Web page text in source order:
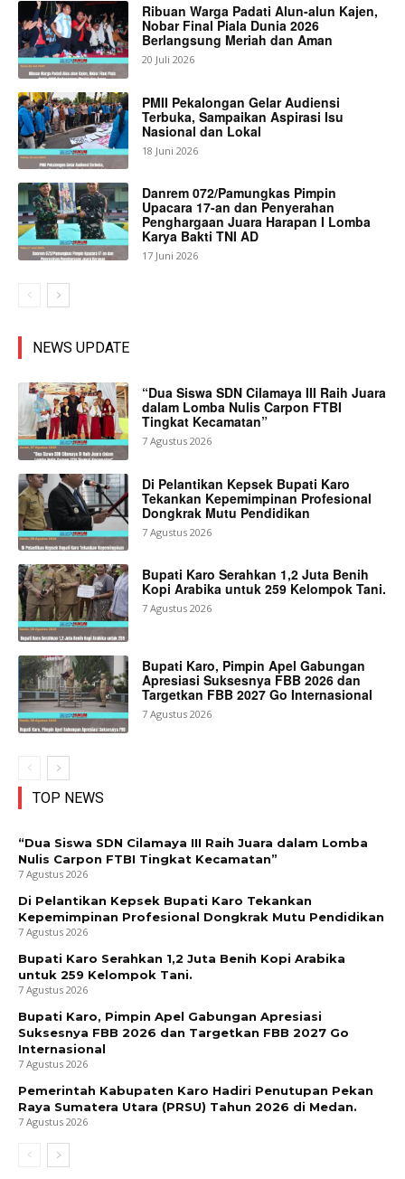
Ribuan Warga Padati Alun-alun Kajen,
Nobar Final Piala Dunia 2026
Berlangsung Meriah dan Aman
20 Juli 2026
PMII Pekalongan Gelar Audiensi
Terbuka, Sampaikan Aspirasi Isu
Nasional dan Lokal
18 Juni 2026
Danrem 072/Pamungkas Pimpin
Upacara 17-an dan Penyerahan
Penghargaan Juara Harapan I Lomba
Karya Bakti TNI AD
17 Juni 2026
NEWS UPDATE
“Dua Siswa SDN Cilamaya III Raih Juara
dalam Lomba Nulis Carpon FTBI
Tingkat Kecamatan”
7 Agustus 2026
Di Pelantikan Kepsek Bupati Karo
Tekankan Kepemimpinan Profesional
Dongkrak Mutu Pendidikan
7 Agustus 2026
Bupati Karo Serahkan 1,2 Juta Benih
Kopi Arabika untuk 259 Kelompok Tani.
7 Agustus 2026
Bupati Karo, Pimpin Apel Gabungan
Apresiasi Suksesnya FBB 2026 dan
Targetkan FBB 2027 Go Internasional
7 Agustus 2026
TOP NEWS
“Dua Siswa SDN Cilamaya III Raih Juara dalam Lomba
Nulis Carpon FTBI Tingkat Kecamatan”
7 Agustus 2026
Di Pelantikan Kepsek Bupati Karo Tekankan
Kepemimpinan Profesional Dongkrak Mutu Pendidikan
7 Agustus 2026
Bupati Karo Serahkan 1,2 Juta Benih Kopi Arabika
untuk 259 Kelompok Tani.
7 Agustus 2026
Bupati Karo, Pimpin Apel Gabungan Apresiasi
Suksesnya FBB 2026 dan Targetkan FBB 2027 Go
Internasional
7 Agustus 2026
Pemerintah Kabupaten Karo Hadiri Penutupan Pekan
Raya Sumatera Utara (PRSU) Tahun 2026 di Medan.
7 Agustus 2026